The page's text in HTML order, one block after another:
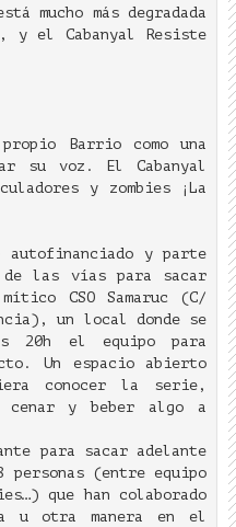
mucho más degradada
y el Cabanyal Resiste
Barrio como una
su voz. El Cabanyal
y zombies ¡La
autofinanciado y parte
de las vías para sacar
CSO Samaruc (C/
un local donde se
20h el equipo para
Un espacio abierto
conocer la serie,
cenar y beber algo a
para sacar adelante
(entre equipo
que han colaborado
u otra manera en el